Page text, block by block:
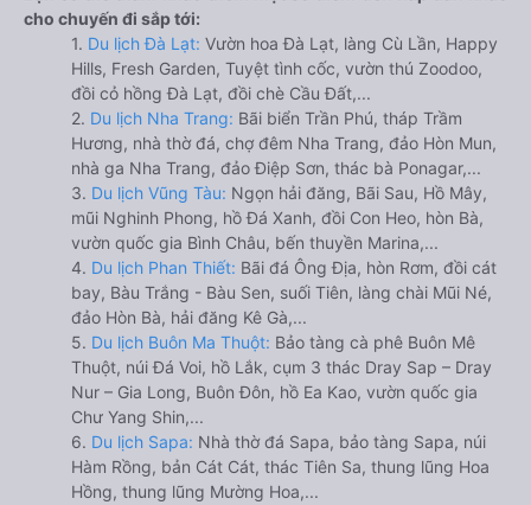
cho chuyến đi sắp tới:
1. Du lịch Đà Lạt: Vườn hoa Đà Lạt, làng Cù Lần, Happy
Hills, Fresh Garden, Tuyệt tình cốc, vườn thú Zoodoo,
đồi cỏ hồng Đà Lạt, đồi chè Cầu Đất,...
2. Du lịch Nha Trang: Bãi biển Trần Phú, tháp Trầm
Hương, nhà thờ đá, chợ đêm Nha Trang, đảo Hòn Mun,
nhà ga Nha Trang, đảo Điệp Sơn, thác bà Ponagar,...
3. Du lịch Vũng Tàu: Ngọn hải đăng, Bãi Sau, Hồ Mây,
mũi Nghinh Phong, hồ Đá Xanh, đồi Con Heo, hòn Bà,
vườn quốc gia Bình Châu, bến thuyền Marina,...
4. Du lịch Phan Thiết: Bãi đá Ông Địa, hòn Rơm, đồi cát
bay, Bàu Trắng - Bàu Sen, suối Tiên, làng chài Mũi Né,
đảo Hòn Bà, hải đăng Kê Gà,...
5. Du lịch Buôn Ma Thuột: Bảo tàng cà phê Buôn Mê
Thuột, núi Đá Voi, hồ Lắk, cụm 3 thác Dray Sap – Dray
Nur – Gia Long, Buôn Đôn, hồ Ea Kao, vườn quốc gia
Chư Yang Shin,...
6. Du lịch Sapa: Nhà thờ đá Sapa, bảo tàng Sapa, núi
Hàm Rồng, bản Cát Cát, thác Tiên Sa, thung lũng Hoa
Hồng, thung lũng Mường Hoa,...